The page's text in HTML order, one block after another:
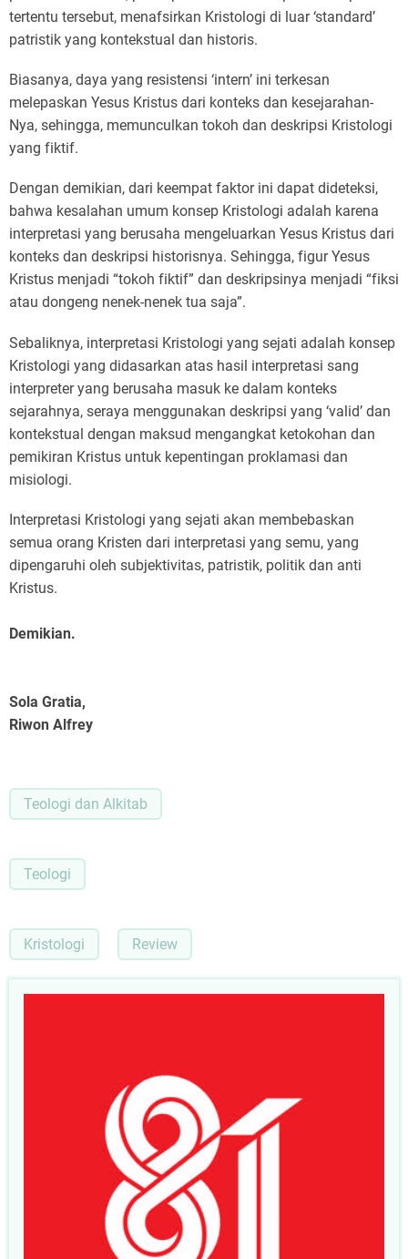
tertentu tersebut, menafsirkan Kristologi di luar ‘standard’
patristik yang kontekstual dan historis.
Biasanya, daya yang resistensi ‘intern’ ini terkesan
melepaskan Yesus Kristus dari konteks dan kesejarahan-
Nya, sehingga, memunculkan tokoh dan deskripsi Kristologi
yang fiktif.
Dengan demikian, dari keempat faktor ini dapat dideteksi,
bahwa kesalahan umum konsep Kristologi adalah karena
interpretasi yang berusaha mengeluarkan Yesus Kristus dari
konteks dan deskripsi historisnya. Sehingga, figur Yesus
Kristus menjadi “tokoh fiktif” dan deskripsinya menjadi “fiksi
atau dongeng nenek-nenek tua saja”.
Sebaliknya, interpretasi Kristologi yang sejati adalah konsep
Kristologi yang didasarkan atas hasil interpretasi sang
interpreter yang berusaha masuk ke dalam konteks
sejarahnya, seraya menggunakan deskripsi yang ‘valid’ dan
kontekstual dengan maksud mengangkat ketokohan dan
pemikiran Kristus untuk kepentingan proklamasi dan
misiologi.
Interpretasi Kristologi yang sejati akan membebaskan
semua orang Kristen dari interpretasi yang semu, yang
dipengaruhi oleh subjektivitas, patristik, politik dan anti
Kristus.
Demikian.
Sola Gratia,
Riwon Alfrey
Teologi dan Alkitab
Teologi
Kristologi Review